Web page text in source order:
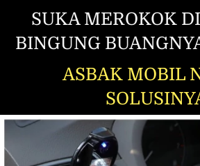
SUKA MEROKOK
BINGUNG
ASBAK MOBIL